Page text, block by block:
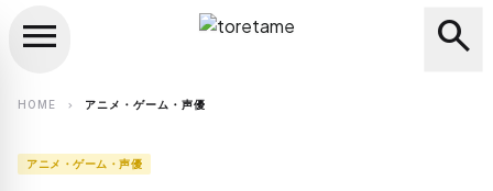
search
menu search
HOME chevron_right アニメ・ゲーム・声優
アニメ・ゲーム・声優